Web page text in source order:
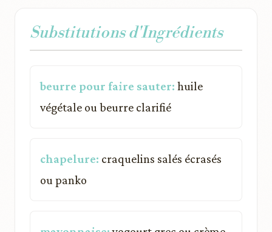
Substitutions d'Ingrédients
beurre pour faire sauter: huile
végétale ou beurre clarifié
chapelure: craquelins salés écrasés
ou panko